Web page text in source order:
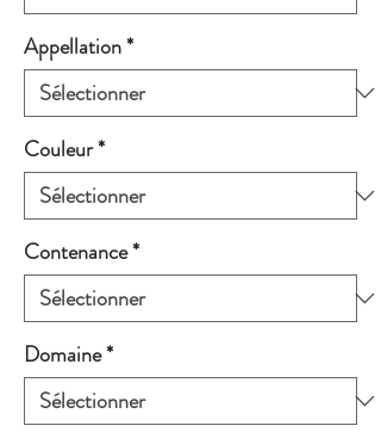
Appellation*
Couleur*
Contenance*
Domaine*